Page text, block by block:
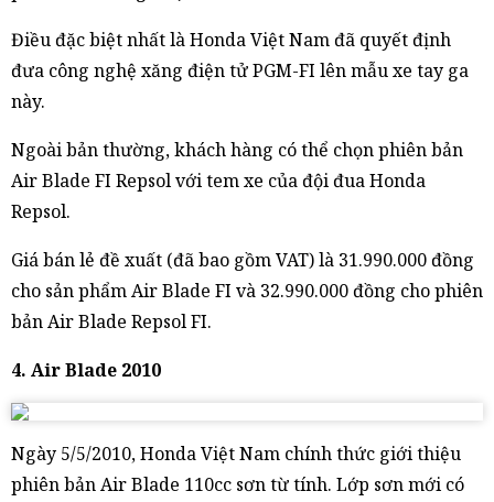
Điều đặc biệt nhất là Honda Việt Nam đã quyết định
đưa công nghệ xăng điện tử PGM-FI lên mẫu xe tay ga
này.
Ngoài bản thường, khách hàng có thể chọn phiên bản
Air Blade FI Repsol với tem xe của đội đua Honda
Repsol.
Giá bán lẻ đề xuất (đã bao gồm VAT) là 31.990.000 đồng
cho sản phẩm Air Blade FI và 32.990.000 đồng cho phiên
bản Air Blade Repsol FI.
4. Air Blade 2010
Ngày 5/5/2010, Honda Việt Nam chính thức giới thiệu
phiên bản Air Blade 110cc sơn từ tính. Lớp sơn mới có